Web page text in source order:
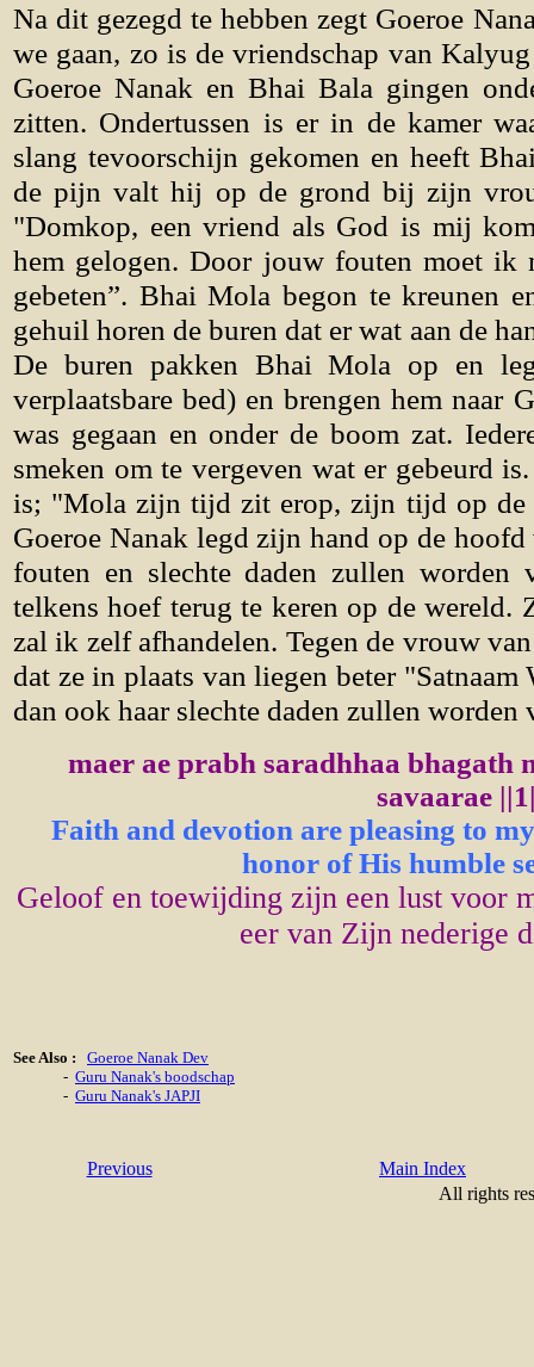
Na dit gezegd te hebben zegt Goeroe
we gaan, zo is de vriendschap van
Goeroe Nanak en Bhai Bala gingen
zitten. Ondertussen is er in de kamer
slang tevoorschijn gekomen en heeft
de pijn valt hij op de grond bij zijn
"Domkop, een vriend als God is mij
hem gelogen. Door jouw fouten moet ik
gebeten”. Bhai Mola begon te kreunen
gehuil horen de buren dat er wat aan de
De buren pakken Bhai Mola op en
verplaatsbare bed) en brengen hem naar
was gegaan en onder de boom zat.
smeken om te vergeven wat er gebeurd
is; "Mola zijn tijd zit erop, zijn tijd op de
Goeroe Nanak legd zijn hand op de
fouten en slechte daden zullen worden
telkens hoef terug te keren op de wereld.
zal ik zelf afhandelen. Tegen de vrouw
dat ze in plaats van liegen beter
dan ook haar slechte daden zullen worden
maer ae prabh saradhhaa bhagath
savaarae
Faith and devotion are pleasing to
honor of His humble
Geloof en toewijding zijn een lust voor
eer van Zijn nederige
See Also :
Goeroe Nanak Dev
- Guru Nanak's boodschap
- Guru Nanak's JAPJI
Previous
Main Index
All rights